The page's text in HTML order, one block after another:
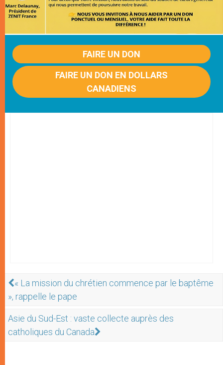
FAIRE UN DON
FAIRE UN DON EN DOLLARS
CANADIENS
« La mission du chrétien commence par le baptême
», rappelle le pape
Asie du Sud-Est : vaste collecte auprès des
catholiques du Canada